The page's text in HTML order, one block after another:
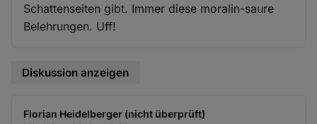
Schattenseiten gibt. Immer diese moralin-saure
Belehrungen. Uff!
Diskussion anzeigen
Florian Heidelberger (nicht überprüft)